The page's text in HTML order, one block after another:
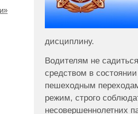
дисциплину.
Водителям не
средством в
пешеходным
режим, строго
несовершеннолетних